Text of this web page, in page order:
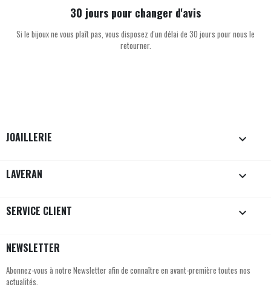
30 jours pour changer d'avis
Si le bijoux ne vous plaît pas, vous disposez d'un délai de 30 jours pour nous le
retourner.
JOAILLERIE 
LAVERAN 
SERVICE CLIENT 
NEWSLETTER
Abonnez-vous à notre Newsletter afin de connaître en avant-première toutes nos
actualités.